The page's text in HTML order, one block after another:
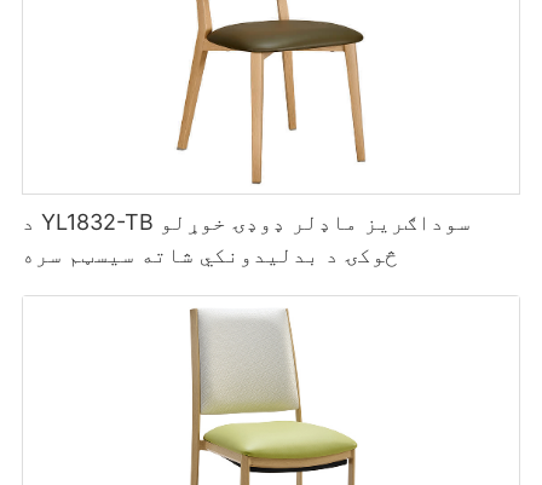
د YL1832-TB سوداګریز ماډلر ډوډۍ خوړلو
څوکۍ د بدلیدونکي شاته سیسټم سره